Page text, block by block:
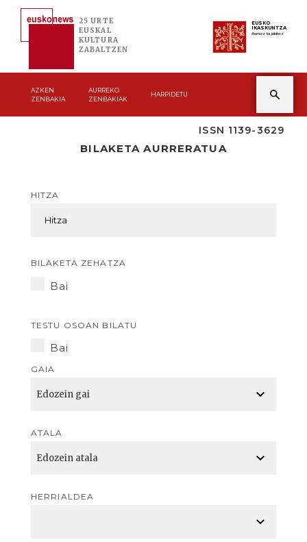
25 URTE
EUSKAL
KULTURA
ZABALTZEN
EUSKO
IKASKUNTZA
Asmoz ta jakitez
AZKEN
ZENBAKIA
AURREKO
ZENBAKIAK
HARPIDETU
ISSN 1139-3629
BILAKETA AURRERATUA
HITZA
BILAKETA ZEHATZA
Bai
TESTU OSOAN BILATU
Bai
GAIA
ATALA
HERRIALDEA